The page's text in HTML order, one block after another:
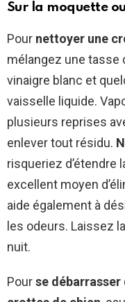
Sur la moquette
Pour nettoyer une
mélangez une tasse
vinaigre blanc et
vaisselle liquide.
plusieurs reprises
enlever tout résidu.
risqueriez d’étendre
excellent moyen
aide également à
les odeurs. Laissez
nuit.
Pourse